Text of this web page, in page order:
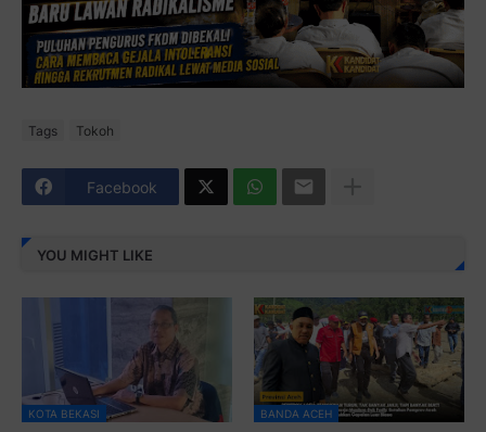
Tags Tokoh
Facebook
YOU MIGHT LIKE
KOTA BEKASI BANDA ACEH